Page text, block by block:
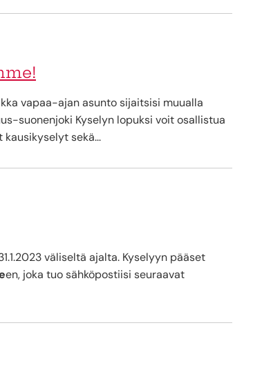
vapaa-ajan asunto sijaitsisi muualla
suonenjoki Kyselyn lopuksi voit osallistua
sekä...
väliseltä ajalta. Kyselyyn pääset
en, joka tuo sähköpostiisi seuraavat